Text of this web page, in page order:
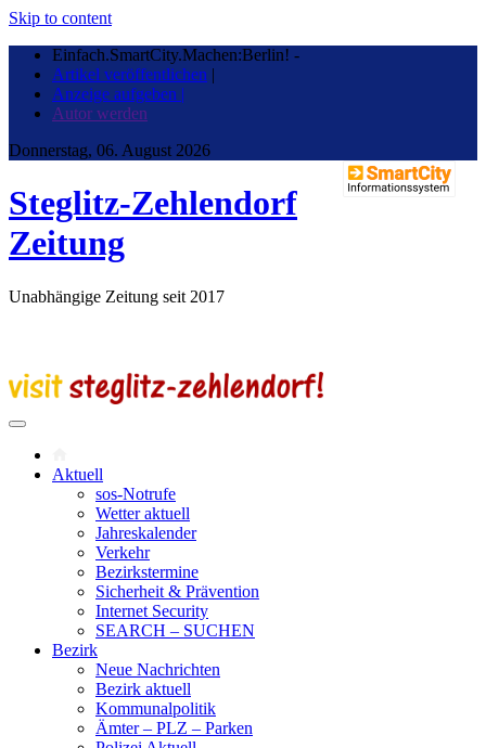
Skip to content
Einfach.SmartCity.Machen:Berlin! -
Artikel veröffentlichen |
Anzeige aufgeben |
Autor werden
Donnerstag, 06. August 2026
Steglitz-Zehlendorf
Zeitung
Unabhängige Zeitung seit 2017
Aktuell
sos-Notrufe
Wetter aktuell
Jahreskalender
Verkehr
Bezirkstermine
Sicherheit & Prävention
Internet Security
SEARCH – SUCHEN
Bezirk
Neue Nachrichten
Bezirk aktuell
Kommunalpolitik
Ämter – PLZ – Parken